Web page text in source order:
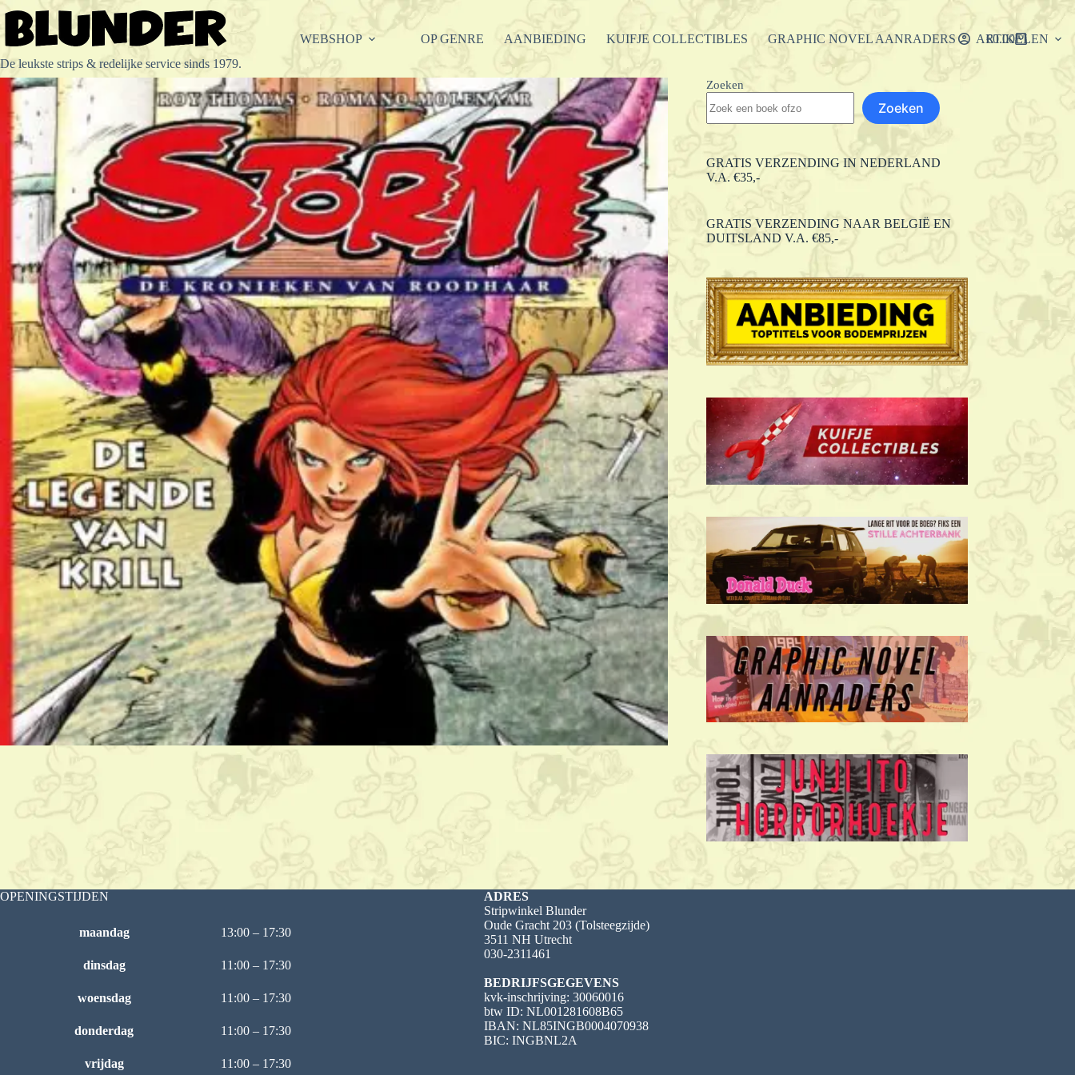
Ga
naar
inhoud
De leukste strips & redelijke service sinds 1979.
WEBSHOP OP GENRE AANBIEDING KUIFJE COLLECTIBLES GRAPHIC NOVEL AANRADERS ARTIKELEN
Winkelwagen
€0.00
Zoeken
Zoeken
GRATIS VERZENDING IN NEDERLAND
V.A. €35,-
GRATIS VERZENDING NAAR BELGIË EN
DUITSLAND V.A. €85,-
OPENINGSTIJDEN
maandag 13:00 – 17:30
dinsdag 11:00 – 17:30
woensdag 11:00 – 17:30
donderdag 11:00 – 17:30
vrijdag 11:00 – 17:30
ADRES
Stripwinkel Blunder
Oude Gracht 203 (Tolsteegzijde)
3511 NH Utrecht
030-2311461
BEDRIJFSGEGEVENS
kvk-inschrijving: 30060016
btw ID: NL001281608B65
IBAN: NL85INGB0004070938
BIC: INGBNL2A